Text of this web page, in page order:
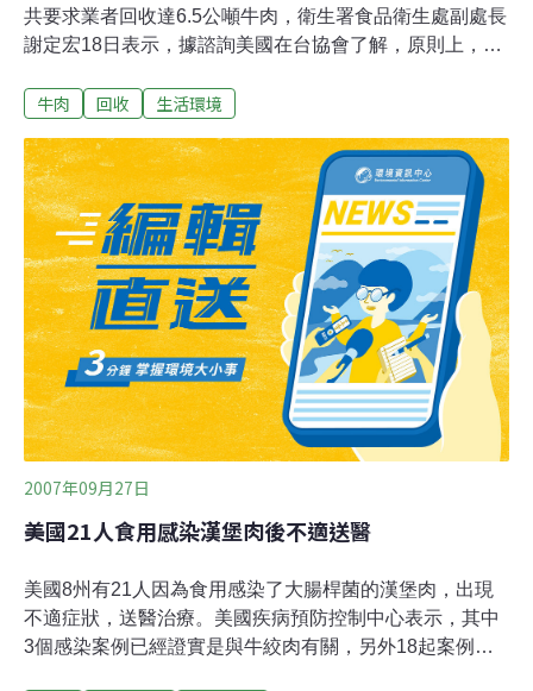
共要求業者回收達6.5公噸牛肉，衛生署食品衛生處副處長
謝定宏18日表示，據諮詢美國在台協會了解，原則上，這
的出口業績，因此「台灣確定沒有進口」，消費者可以放
州的「西地」肉品公司（Westland/Hallmark）必須大規模
回收重達6.5公噸牛肉，問題出在工人在發現走路不穩的牛
隻後，未回報駐廠的獸醫師，加上趕牛往屠宰的過程涉及
虐待，因此才追溯2年，要求業者大規模回收。但據了
解，因為美國官方還有其他把關方式，這波問題牛肉會引
發的衛生安全的疑慮仍低，不過仍因為違反規定，美官方
已暫停這家業者供應肉品給下游使用，必須等待業者提出
改善報告後，才會恢復。
牛肉 回收 生活環境
2007年09月27日
美國21人食用感染漢堡肉後不適送醫
美國8州有21人因為食用感染了大腸桿菌的漢堡肉，出現
不適症狀，送醫治療。美國疾病預防控制中心表示，其中
3個感染案例已經證實是與牛絞肉有關，另外18起案例可